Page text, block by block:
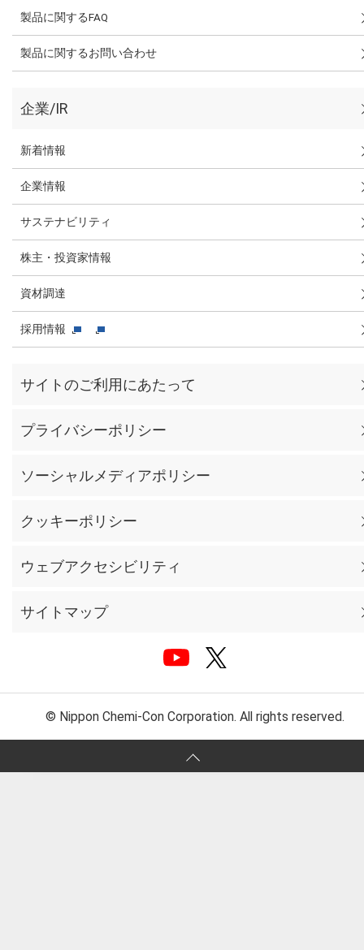
製品に関するFAQ
製品に関するお問い合わせ
企業/IR
新着情報
企業情報
サステナビリティ
株主・投資家情報
資材調達
採用情報
サイトのご利用にあたって
プライバシーポリシー
ソーシャルメディアポリシー
クッキーポリシー
ウェブアクセシビリティ
サイトマップ
© Nippon Chemi-Con Corporation. All rights reserved.